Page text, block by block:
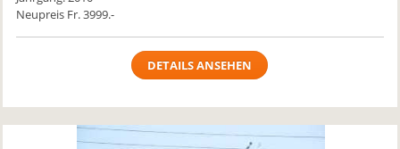
Neupreis Fr. 3999.-
DETAILS ANSEHEN